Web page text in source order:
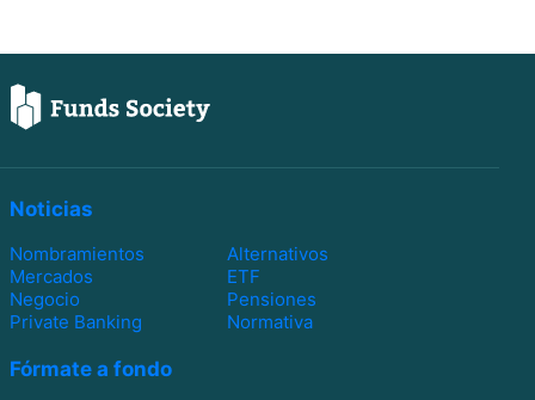
Noticias
Nombramientos
Alternativos
Mercados
ETF
Negocio
Pensiones
Private Banking
Normativa
Fórmate a fondo